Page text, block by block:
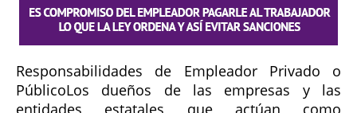
Responsabilidades de Empleador Privado o
PúblicoLos dueños de las empresas y las
entidades estatales que actúan como